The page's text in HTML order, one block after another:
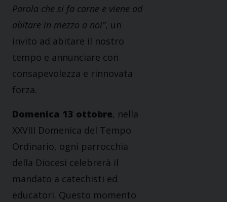
Parola che si fa carne e viene ad
abitare in mezzo a noi”, un
invito ad abitare il nostro
tempo e annunciare con
consapevolezza e rinnovata
forza.
Domenica 13 ottobre, nella
XXVIII Domenica del Tempo
Ordinario, ogni parrocchia
della Diocesi celebrerà il
mandato a catechisti ed
educatori. Questo momento